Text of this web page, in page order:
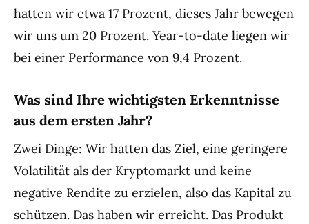
hatten wir etwa 17 Prozent, dieses Jahr bewegen
wir uns um 20 Prozent. Year-to-date liegen wir
bei einer Performance von 9,4 Prozent.
Was sind Ihre wichtigsten Erkenntnisse
aus dem ersten Jahr?
Zwei Dinge: Wir hatten das Ziel, eine geringere
Volatilität als der Kryptomarkt und keine
negative Rendite zu erzielen, also das Kapital zu
schützen. Das haben wir erreicht. Das Produkt